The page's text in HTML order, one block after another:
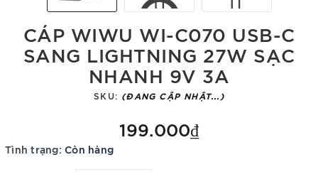
CÁP WIWU WI-C070 USB-C
SANG LIGHTNING 27W SẠC
NHANH 9V 3A
SKU: (ĐANG CẬP NHẬT...)
199.000₫
Tình trạng: Còn hàng